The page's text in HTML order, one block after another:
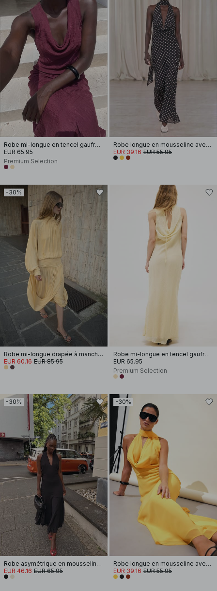
Robe mi-longue en tencel gaufré à décolleté en cascade
EUR 65.95
Premium Selection
Robe longue en mousseline avec écharpe effet cascade
EUR 39.16 EUR 55.95
-30%
Robe mi-longue drapée à manches longues et dos ouvert
EUR 60.16 EUR 85.95
Robe mi-longue en tencel gaufré à décolleté en cascade
EUR 65.95
Premium Selection
-30%
Robe asymétrique en mousseline à dos nu
EUR 46.16 EUR 65.95
-30%
Robe longue en mousseline avec écharpe effet cascade
EUR 39.16 EUR 55.95